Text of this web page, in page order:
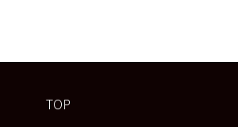
TOP